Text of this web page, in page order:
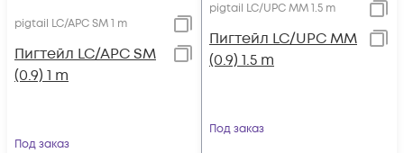
pigtail LC/APC SM 1 m
Пигтейл LC/APC SM
(0.9) 1 m
Под заказ
pigtail LC/UPC MM 1.5 m
Пигтейл LC/UPC MM
(0.9) 1.5 m
Под заказ